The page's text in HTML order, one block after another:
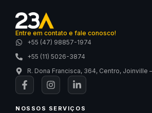
Entre em contato e fale conosco!
+55 (47) 98857-1974
+55 (11) 5026-3874
R. Dona Francisca, 364, Centro, Joinville
NOSSOS SERVIÇOS